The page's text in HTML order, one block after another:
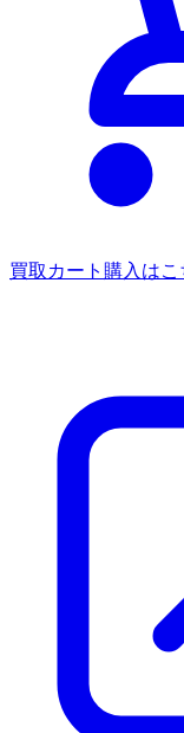
買取カート 購入はこ